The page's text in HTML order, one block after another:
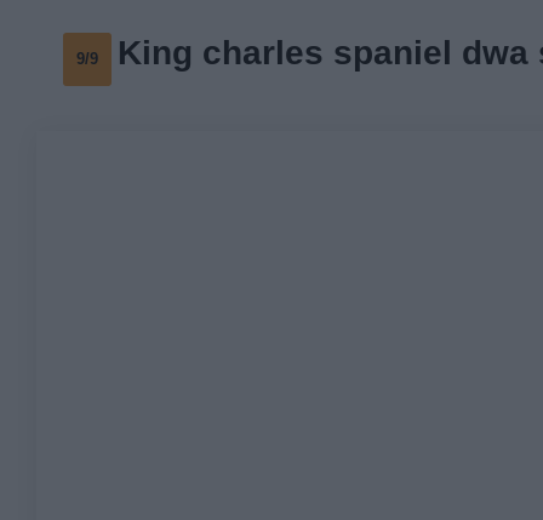
9/9 King charles spaniel dwa